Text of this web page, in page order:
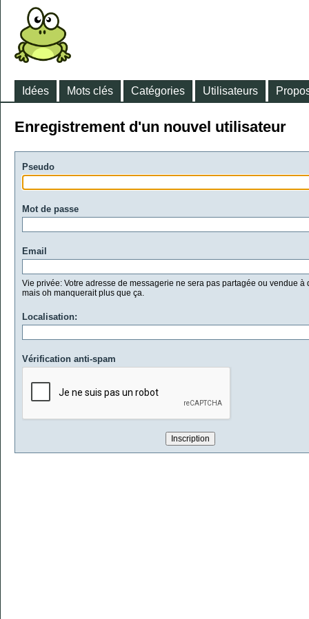
Idées Mots clés Catégories Utilisateurs
Enregistrement d'un nouvel utilisateur
Pseudo
Mot de passe
Email
Vie privée: Votre adresse de messagerie ne sera pas partagée ou vendue à
mais oh manquerait plus que ça.
Localisation:
Vérification anti-spam